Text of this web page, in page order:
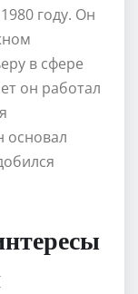
году. Он
в сфере
он работал
основал